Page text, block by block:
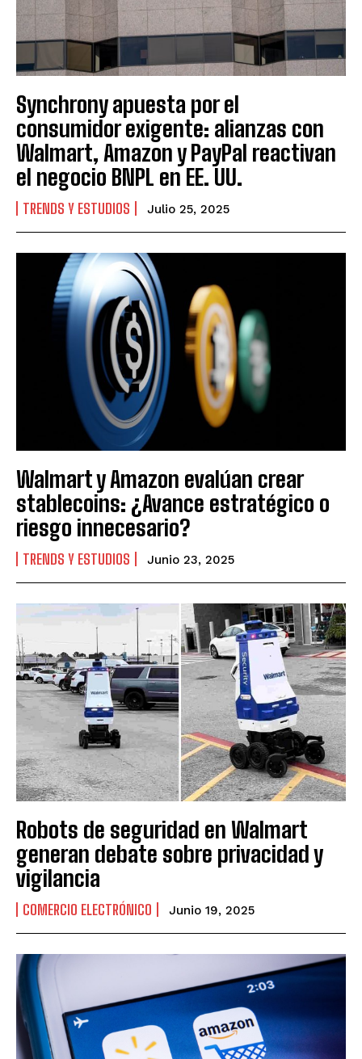
Synchrony apuesta por el
consumidor exigente: alianzas con
Walmart, Amazon y PayPal reactivan
el negocio BNPL en EE. UU.
TRENDS Y ESTUDIOS Julio 25, 2025
Walmart y Amazon evalúan crear
stablecoins: ¿Avance estratégico o
riesgo innecesario?
TRENDS Y ESTUDIOS Junio 23, 2025
Robots de seguridad en Walmart
generan debate sobre privacidad y
vigilancia
COMERCIO ELECTRÓNICO Junio 19, 2025